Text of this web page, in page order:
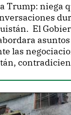
Trump: niega
El
las